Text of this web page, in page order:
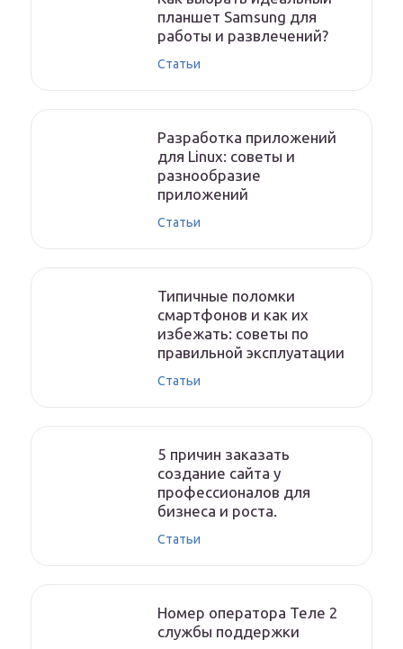
планшет Samsung для
работы и развлечений?
Статьи
Разработка приложений
для Linux: советы и
разнообразие
приложений
Статьи
Типичные поломки
смартфонов и как их
избежать: советы по
правильной эксплуатации
Статьи
5 причин заказать
создание сайта у
профессионалов для
бизнеса и роста.
Статьи
Номер оператора Теле 2
службы поддержки